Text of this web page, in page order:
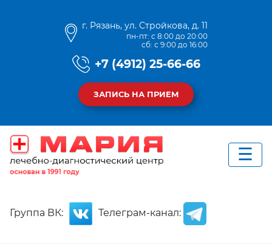
г. Рязань, ул. Стройкова, д. 11
пн-пт: с 8:00 до 20:00
сб: с 9:00 до 16:00
+7 (4912) 25-66-66
ЗАПИСЬ НА ПРИЕМ
Группа ВК: Телеграм-канал: